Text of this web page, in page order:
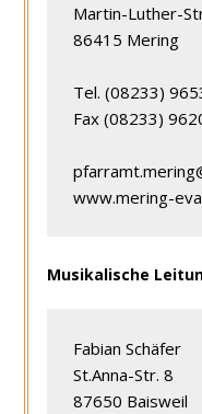
Martin-Luther-
86415 Mering
Tel. (08233)
Fax (08233)
www.mering-
Musikalische
Fabian Schäfer
St.Anna-Str. 8
87650 Baisweil